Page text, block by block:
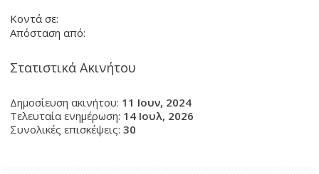
Κοντά σε:
Απόσταση από:
Στατιστικά Ακινήτου
Δημοσίευση ακινήτου: 11 Ιουν, 2024
Τελευταία ενημέρωση: 14 Ιουλ, 2026
Συνολικές επισκέψεις:30